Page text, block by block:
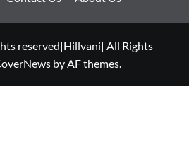
reserved|Hillvani| All Rights
by AF themes.